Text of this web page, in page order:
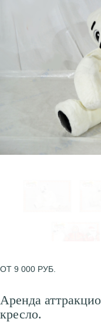
ОТ 9 000 РУБ.
Аренда
кресло.